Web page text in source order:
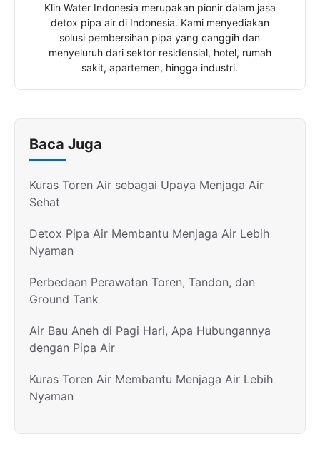
Klin Water Indonesia merupakan pionir dalam jasa
detox pipa air di Indonesia. Kami menyediakan
solusi pembersihan pipa yang canggih dan
menyeluruh dari sektor residensial, hotel, rumah
sakit, apartemen, hingga industri.
Baca Juga
Kuras Toren Air sebagai Upaya Menjaga Air
Sehat
Detox Pipa Air Membantu Menjaga Air Lebih
Nyaman
Perbedaan Perawatan Toren, Tandon, dan
Ground Tank
Air Bau Aneh di Pagi Hari, Apa Hubungannya
dengan Pipa Air
Kuras Toren Air Membantu Menjaga Air Lebih
Nyaman